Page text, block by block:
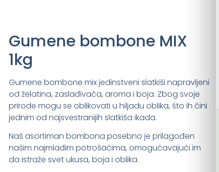
Gumene bombone MIX
1kg
Gumene bombone mix jedinstveni slatkiši napravljeni
od želatina, zaslađivača, aroma i boja. Zbog svoje
prirode mogu se oblikovati u hiljadu oblika, što ih čini
jednim od najsvestranijih slatkiša ikada.
Naš asortiman bombona posebno je prilagođen
našim najmlađim potrošačima, omogućavajući im
da istraže svet ukusa, boja i oblika.